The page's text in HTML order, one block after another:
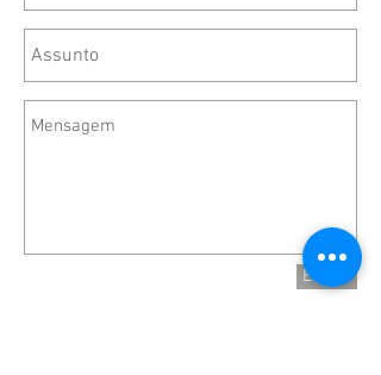
Enviar